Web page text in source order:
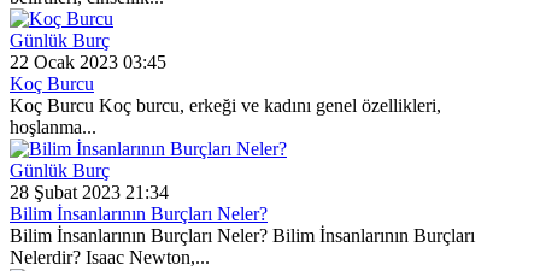
Günlük Burç
22 Ocak 2023 03:45
Koç Burcu
Koç Burcu Koç burcu, erkeği ve kadını genel özellikleri,
hoşlanma...
Günlük Burç
28 Şubat 2023 21:34
Bilim İnsanlarının Burçları Neler?
Bilim İnsanlarının Burçları Neler? Bilim İnsanlarının Burçları
Nelerdir? Isaac Newton,...